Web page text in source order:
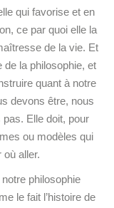
qui favorise et en
ce par quoi elle la
de la vie. Et
de la philosophie, et
quant à notre
devons être, nous
Elle doit, pour
ou modèles qui
où aller.
philosophie
le fait l’histoire de